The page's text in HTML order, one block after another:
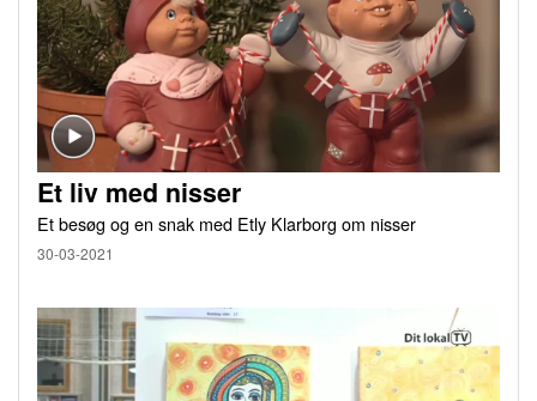
Et liv med nisser
Et besøg og en snak med Etly Klarborg om nisser
30-03-2021